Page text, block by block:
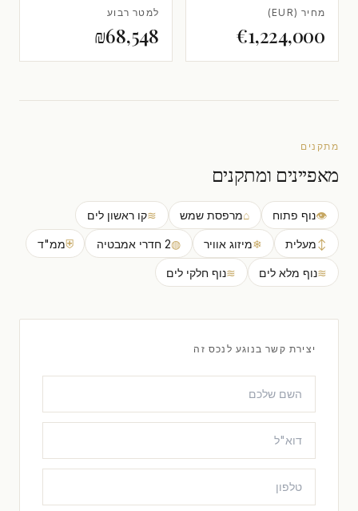
מחיר (EUR)
€1,224,000
למטר רבוע
₪68,548
מתקנים
מאפיינים ומתקנים
👁נוף פתוח ⌂מרפסת שמש ≋קו ראשון לים
↕מעלית ❄מיזוג אוויר ◍2 חדרי אמבטיה ⛨ממ"ד
≋נוף מלא לים ≋נוף חלקי לים
יצירת קשר בנוגע לנכס זה